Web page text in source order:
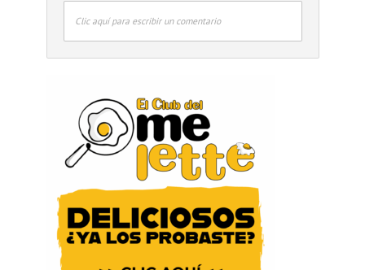
Clic aquí para escribir un comentario